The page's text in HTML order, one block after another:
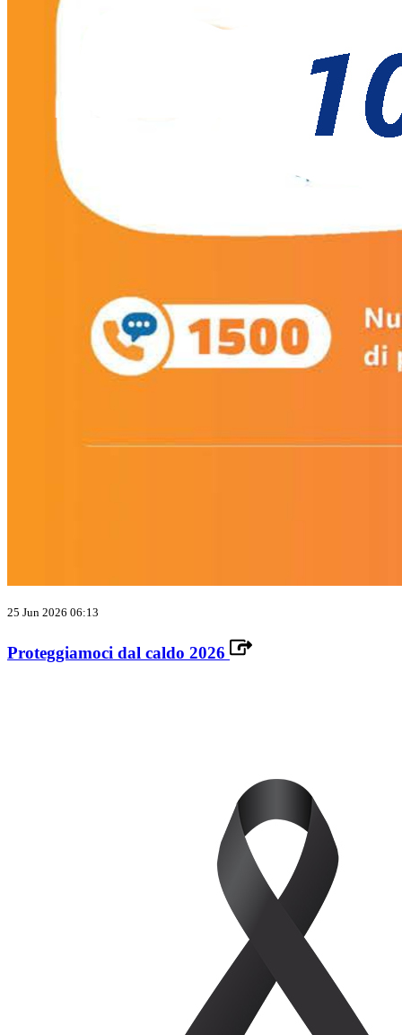
25 Jun 2026 06:13
Proteggiamoci dal caldo 2026